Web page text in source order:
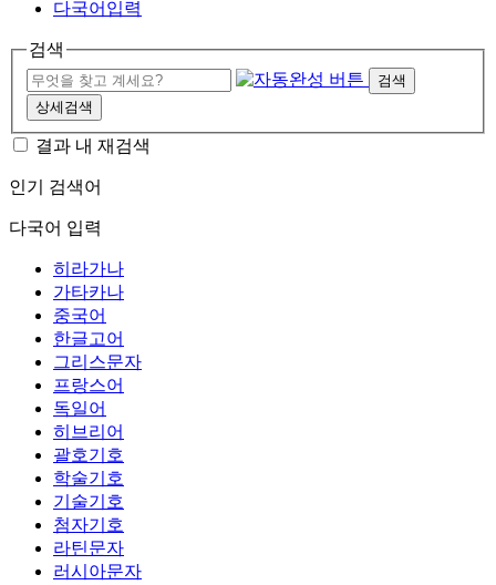
다국어입력
검색
검색
상세검색
결과 내 재검색
인기 검색어
다국어 입력
히라가나
가타카나
중국어
한글고어
그리스문자
프랑스어
독일어
히브리어
괄호기호
학술기호
기술기호
첨자기호
라틴문자
러시아문자